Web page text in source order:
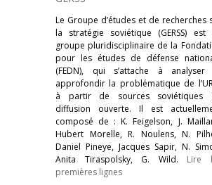
Le Groupe d’études et de recherches
la stratégie soviétique (GERSS) est
groupe pluridisciplinaire de la
pour les études de défense
(FEDN), qui s’attache à analyser
approfondir la problématique de
à partir de sources soviétiques
diffusion ouverte. Il est
composé de : K. Feigelson, J.
Hubert Morelle, R. Noulens, N.
Daniel Pineye, Jacques Sapir, N.
Anita Tiraspolsky, G. Wild. Lire
premières lignes